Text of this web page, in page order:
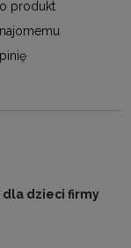
produkt
dzieci firmy